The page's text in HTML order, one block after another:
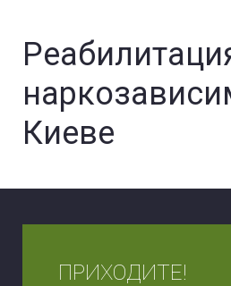
Киеве
ПРИХОДИТЕ!